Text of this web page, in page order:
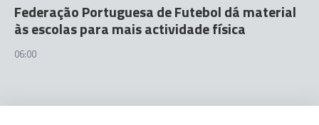
Federação Portuguesa de Futebol dá material
às escolas para mais actividade física
06:00